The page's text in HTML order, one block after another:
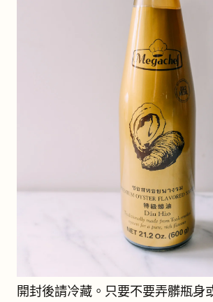
開封後請冷藏。只要不要弄髒瓶身